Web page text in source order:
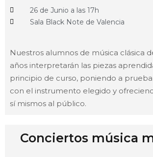
26 de Junio a las 17h
Sala Black Note de Valencia
Nuestros alumnos de música clásica
años interpretarán las piezas
principio de curso, poniendo a
con el instrumento elegido y
sí mismos al público.
Conciertos música